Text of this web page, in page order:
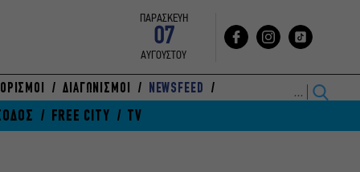
ΠΑΡΑΣΚΕΥΗ
07
ΑΥΓΟΥΣΤΟΥ
ΔΙΑΓΩΝΙΣΜΟΙ NEWSFEED
FREE CITY TV